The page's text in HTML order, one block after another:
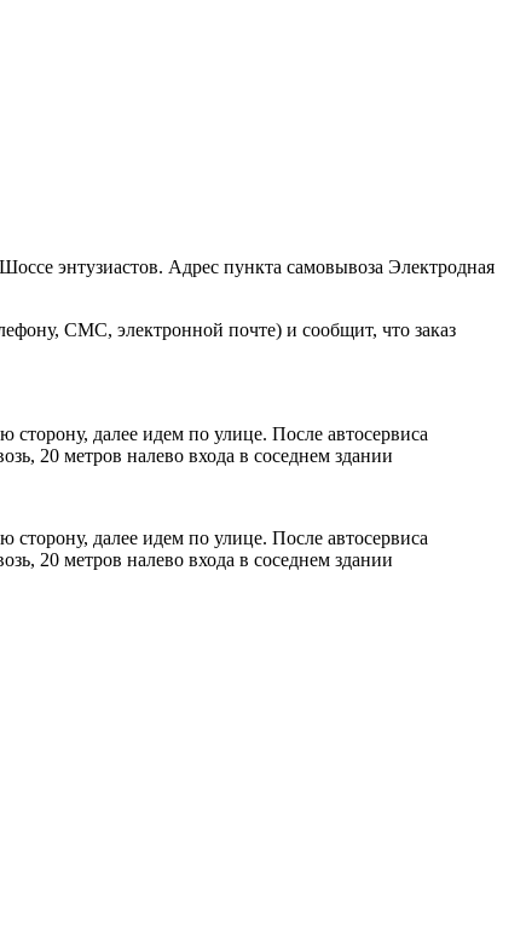
энтузиастов. Адрес пункта самовывоза Электродная
СМС, электронной почте) и сообщит, что заказ
далее идем по улице. После автосервиса
20 метров налево входа в соседнем здании
далее идем по улице. После автосервиса
20 метров налево входа в соседнем здании